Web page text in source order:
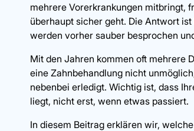
mehrere Vorerkrankungen mitbringt,
überhaupt sicher geht. Die Antwort
werden vorher sauber besprochen
Mit den Jahren kommen oft mehrere
eine Zahnbehandlung nicht
nebenbei erledigt. Wichtig ist, dass
liegt, nicht erst, wenn etwas passiert.
In diesem Beitrag erklären wir,